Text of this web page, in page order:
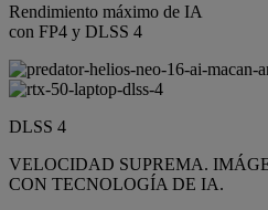
Rendimiento máximo de IA
con FP4 y DLSS 4
DLSS 4
VELOCIDAD SUPREMA.
CON TECNOLOGÍA DE IA.